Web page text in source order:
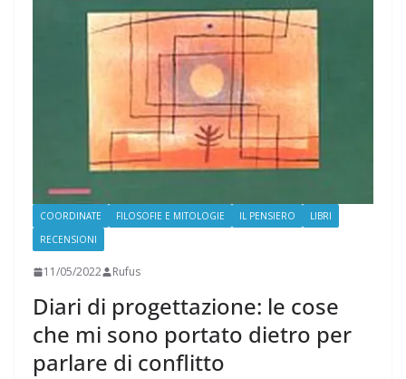
COORDINATE FILOSOFIE E MITOLOGIE IL PENSIERO
LIBRI
RECENSIONI
11/05/2022 Rufus
Diari di progettazione: le cose
che mi sono portato dietro per
parlare di conflitto